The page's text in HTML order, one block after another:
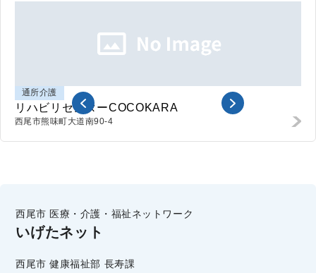
通所介護
リハビリセンターCOCOKARA
西尾市熊味町大道南90-4
西尾市 医療・介護・福祉ネットワーク
いげたネット
西尾市 健康福祉部 長寿課